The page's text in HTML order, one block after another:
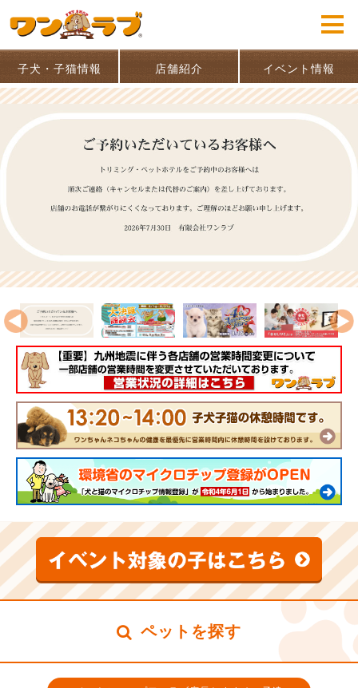
子犬・子猫情報 店舗紹介 イベント情報
ペットを探す